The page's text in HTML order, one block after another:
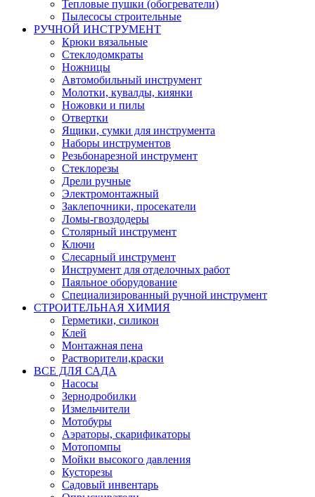
Тепловые пушки (обогреватели)
Пылесосы строительные
РУЧНОЙ ИНСТРУМЕНТ
Крюки вязальные
Стеклодомкраты
Ножницы
Автомобильный инструмент
Молотки, кувалды, киянки
Ножовки и пилы
Отвертки
Ящики, сумки для инструмента
Наборы инструментов
Резьбонарезной инструмент
Стеклорезы
Дрели ручные
Электромонтажный
Заклепочники, просекатели
Ломы-гвоздодеры
Столярный инструмент
Ключи
Слесарный инструмент
Инструмент для отделочных работ
Паяльное оборудование
Специализированный ручной инструмент
СТРОИТЕЛЬНАЯ ХИМИЯ
Герметики, силикон
Клей
Монтажная пена
Растворители,краски
ВСЕ ДЛЯ САДА
Насосы
Зернодробилки
Измельчители
Мотобуры
Аэраторы, скарификаторы
Мотопомпы
Мойки высокого давления
Кусторезы
Садовый инвентарь